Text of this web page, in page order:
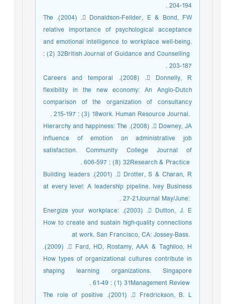
 Donaldson-Feilder, E & Bond, FW. (‎‏2004‏‎). The
relative importance of psychological ‎acceptance
and emotional intelligence to workplace well-being.
British Journal of ‎Guidance and Counselling ‎‏32‏‎ (‎‏2‏‎) :
 Donnelly, R. (‎‏2008‏‎). Careers and temporal
flexibility in the new economy: An Anglo-‎Dutch
comparison of the organization of consultancy
work. Human Resource Journal. ‎‏18‏‎ ‎‎(‎‏3‏‎) : ‎‏197‏‎-‎‏215‏‎. ‎
 Downey, JA. (‎‏2008‏‎). Hierarchy and happiness: The
influence of emotion on ‎administrative job
satisfaction. Community College Journal of
Research & Practice ‎‏32‏‎ ‎‎(‎‏8‏‎) : ‎‏597‏‎-‎‏606‏‎. ‎
 Drotter, S & Charan, R. (‎‏2001‏‎). Building leaders
at every level: A leadership pipeline. ‎Ivey Business
Journal May/June: ‎‏21‏‎-‎‏27‏‎. ‎
 Dutton, J. E. (‎‏2003‏‎). Energize your workplace:
How to create and sustain high‐quality ‎connections
at work. San Francisco, CA: Jossey‐Bass. ‎
 Fard, HD, Rostamy, AAA & Taghiloo, H. (‎‏2009‏‎).
How types of organizational cultures ‎contribute in
shaping learning organizations. Singapore
Management Review ‎‏31‏‎ (‎‏1‏‎) : ‎‏49‏‎-‎‏61‏‎. ‎
 Fredrickson, B. L. (‎‏2001‏‎). The role of positive